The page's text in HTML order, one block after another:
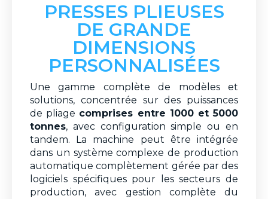
PRESSES PLIEUSES
DE GRANDE
DIMENSIONS
PERSONNALISÉES
Une gamme complète de modèles et
solutions, concentrée sur des puissances
de pliage comprises entre 1000 et 5000
tonnes, avec configuration simple ou en
tandem. La machine peut être intégrée
dans un système complexe de production
automatique complètement gérée par des
logiciels spécifiques pour les secteurs de
production, avec gestion complète du